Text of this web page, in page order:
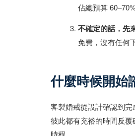
佔總預算
不確定的話，先
免費，沒有任何
什麼時候開始
客製婚戒從設計確認到完
彼此都有充裕的時間反
時程。